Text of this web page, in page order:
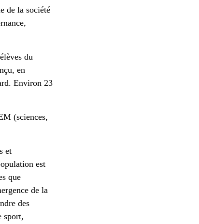
de la société
du
en
Environ 23
(sciences,
et
est
que
de la
des
sport,